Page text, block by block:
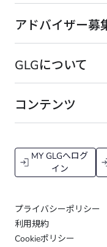
アドバイザー募
GLGについて
コンテンツ
MY GLGへログ
イン
プライバシーポリシー
利用規約
Cookieポリシー